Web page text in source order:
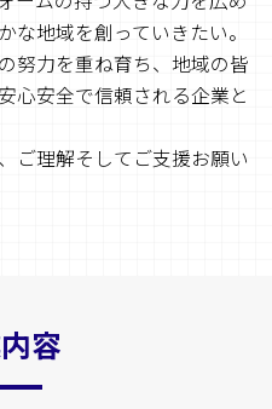
な地域を創っていきたい。
努力を重ね育ち、地域の皆
心安全で信頼される企業と
ご理解そしてご支援お願い
容